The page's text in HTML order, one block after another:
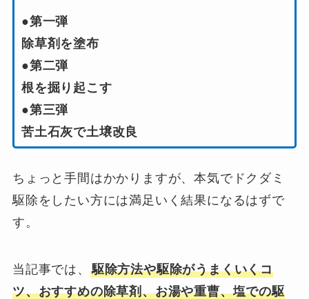
●第一弾
除草剤を塗布
●第二弾
根を掘り起こす
●第三弾
苦土石灰で土壌改良
ちょっと手間はかかりますが、本気でドクダミ
駆除をしたい方には満足いく結果になるはずで
す。
当記事では、 駆除方法や駆除がうまくいくコ
ツ、おすすめの除草剤、お湯や重曹、塩での駆